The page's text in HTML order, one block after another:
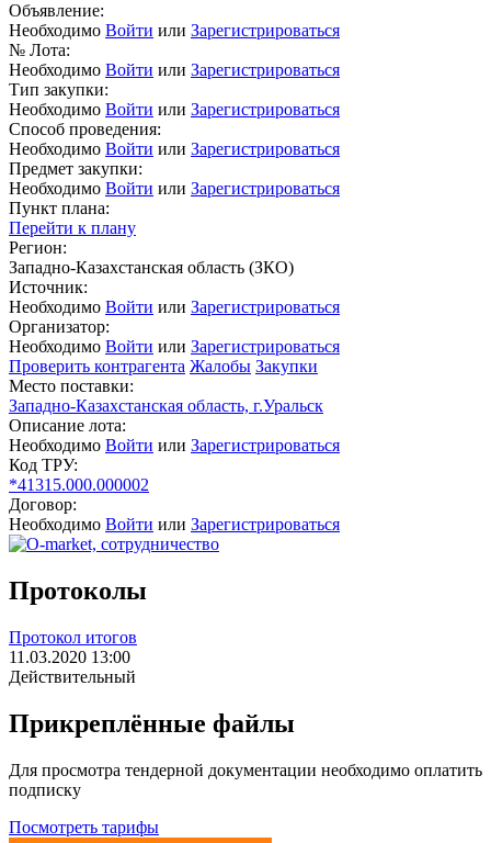
Объявление:
Необходимо Войти или Зарегистрироваться
№ Лота:
Необходимо Войти или Зарегистрироваться
Тип закупки:
Необходимо Войти или Зарегистрироваться
Способ проведения:
Необходимо Войти или Зарегистрироваться
Предмет закупки:
Необходимо Войти или Зарегистрироваться
Пункт плана:
Перейти к плану
Регион:
Западно-Казахстанская область (ЗКО)
Источник:
Необходимо Войти или Зарегистрироваться
Организатор:
Необходимо Войти или Зарегистрироваться
Проверить контрагента Жалобы Закупки
Место поставки:
Западно-Казахстанская область, г.Уральск
Описание лота:
Необходимо Войти или Зарегистрироваться
Код ТРУ:
*41315.000.000002
Договор:
Необходимо Войти или Зарегистрироваться
Протоколы
Протокол итогов
11.03.2020 13:00
Действительный
Прикреплённые файлы
Для просмотра тендерной документации необходимо оплатить
подписку
Посмотреть тарифы